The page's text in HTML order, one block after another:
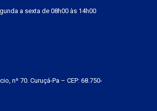
a sexta de 08h00 às 14h00
nº 70. Curuçá-Pa – CEP: 68.750-